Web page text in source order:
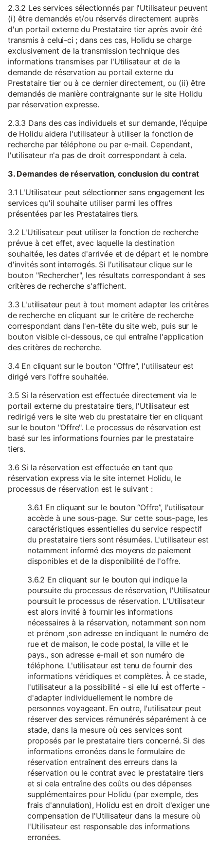
2.3.2 Les services sélectionnés par l'Utilisateur peuvent
(i) être demandés et/ou réservés directement auprès
d'un portail externe du Prestataire tier après avoir été
transmis à celui-ci ; dans ces cas, Holidu se charge
exclusivement de la transmission technique des
informations transmises par l'Utilisateur et de la
demande de réservation au portail externe du
Prestataire tier ou à ce dernier directement, ou (ii) être
demandés de manière contraignante sur le site Holidu
par réservation expresse.
2.3.3 Dans des cas individuels et sur demande, l'équipe
de Holidu aidera l'utilisateur à utiliser la fonction de
recherche par téléphone ou par e-mail. Cependant,
l'utilisateur n'a pas de droit correspondant à cela.
3. Demandes de réservation, conclusion du contrat
3.1 L'Utilisateur peut sélectionner sans engagement les
services qu'il souhaite utiliser parmi les offres
présentées par les Prestataires tiers.
3.2 L'Utilisateur peut utiliser la fonction de recherche
prévue à cet effet, avec laquelle la destination
souhaitée, les dates d'arrivée et de départ et le nombre
d'invités sont interrogés. Si l'utilisateur clique sur le
bouton "Rechercher", les résultats correspondant à ses
critères de recherche s'affichent.
3.3 L'utilisateur peut à tout moment adapter les critères
de recherche en cliquant sur le critère de recherche
correspondant dans l'en-tête du site web, puis sur le
bouton visible ci-dessous, ce qui entraîne l'application
des critères de recherche.
3.4 En cliquant sur le bouton "Offre", l'utilisateur est
dirigé vers l'offre souhaitée.
3.5 Si la réservation est effectuée directement via le
portail externe du prestataire tiers, l'Utilisateur est
redirigé vers le site web du prestataire tier en cliquant
sur le bouton "Offre". Le processus de réservation est
basé sur les informations fournies par le prestataire
tiers.
3.6 Si la réservation est effectuée en tant que
réservation express via le site internet Holidu, le
processus de réservation est le suivant :
3.6.1 En cliquant sur le bouton “Offre”, l'utilisateur
accède à une sous-page. Sur cette sous-page, les
caractéristiques essentielles du service respectif
du prestataire tiers sont résumées. L'utilisateur est
notamment informé des moyens de paiement
disponibles et de la disponibilité de l'offre.
3.6.2 En cliquant sur le bouton qui indique la
poursuite du processus de réservation, l'Utilisateur
poursuit le processus de réservation. L'Utilisateur
est alors invité à fournir les informations
nécessaires à la réservation, notamment son nom
et prénom ,son adresse en indiquant le numéro de
rue et de maison, le code postal, la ville et le
pays., son adresse e-mail et son numéro de
téléphone. L'utilisateur est tenu de fournir des
informations véridiques et complètes. À ce stade,
l'utilisateur a la possibilité - si elle lui est offerte -
d'adapter individuellement le nombre de
personnes voyageant. En outre, l'utilisateur peut
réserver des services rémunérés séparément à ce
stade, dans la mesure où ces services sont
proposés par le prestataire tiers concerné. Si des
informations erronées dans le formulaire de
réservation entraînent des erreurs dans la
réservation ou le contrat avec le prestataire tiers
et si cela entraîne des coûts ou des dépenses
supplémentaires pour Holidu (par exemple, des
frais d'annulation), Holidu est en droit d'exiger une
compensation de l'Utilisateur dans la mesure où
l'Utilisateur est responsable des informations
erronées.